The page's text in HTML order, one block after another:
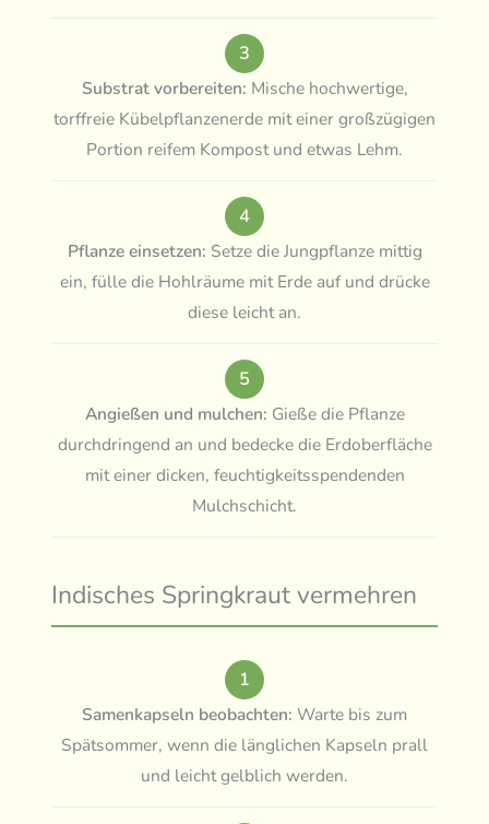
3
Substrat vorbereiten: Mische hochwertige,
torffreie Kübelpflanzenerde mit einer großzügigen
Portion reifem Kompost und etwas Lehm.
4
Pflanze einsetzen: Setze die Jungpflanze mittig
ein, fülle die Hohlräume mit Erde auf und drücke
diese leicht an.
5
Angießen und mulchen: Gieße die Pflanze
durchdringend an und bedecke die Erdoberfläche
mit einer dicken, feuchtigkeitsspendenden
Mulchschicht.
Indisches Springkraut vermehren
1
Samenkapseln beobachten: Warte bis zum
Spätsommer, wenn die länglichen Kapseln prall
und leicht gelblich werden.